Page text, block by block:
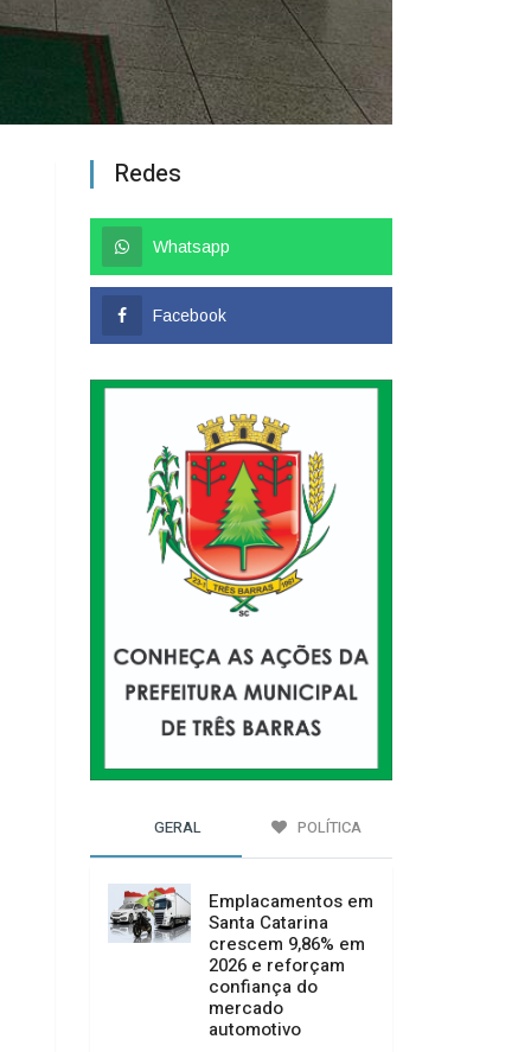
Redes
Whatsapp
Facebook
GERAL POLÍTICA
Emplacamentos em
Santa Catarina
crescem 9,86% em
2026 e reforçam
confiança do
mercado
automotivo